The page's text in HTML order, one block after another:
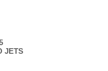
JETS